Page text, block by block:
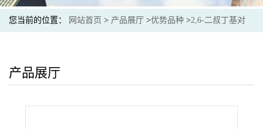
您当前的位置： 网站首页 > 产品展厅 >优势品种 >2,6-二叔丁基对
产品展厅